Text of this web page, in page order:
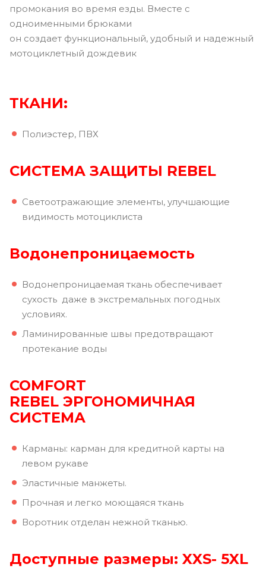
промокания во время езды. Вместе с
одноименными брюками
он создает функциональный, удобный и надежный
мотоциклетный дождевик
ТКАНИ:
Полиэстер, ПВХ
СИСТЕМА ЗАЩИТЫ REBEL
Светоотражающие элементы, улучшающие
видимость мотоциклиста
Водонепроницаемость
Водонепроницаемая ткань обеспечивает
сухость даже в экстремальных погодных
условиях.
Ламинированные швы предотвращают
протекание воды
COMFORT
REBEL ЭРГОНОМИЧНАЯ
СИСТЕМА
Карманы: карман для кредитной карты на
левом рукаве
Эластичные манжеты.
Прочная и легко моющаяся ткань
Воротник отделан нежной тканью.
Доступные размеры: XXS- 5XL